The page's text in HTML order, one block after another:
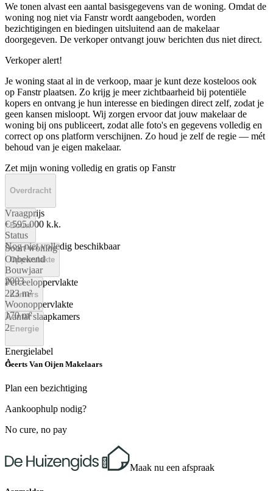
We tonen alvast een aantal basisgegevens van de woning. Omdat de
woning nog niet via Fanstr wordt aangeboden, worden
bezichtigingen en biedingen uitsluitend aan de makelaar
doorgegeven. De verkoper ontvangt jouw berichten dus niet direct.
Verkoper alert!
Je woning staat al in de verkoop, maar je kunt deze kosteloos ook
op Fanstr plaatsen. Zo krijg je meer zichtbaarheid bij potentiële
kopers en ontvang je hun interesse en biedingen direct zelf, zodat je
geen kansen misloopt. Wij zorgen ervoor dat jouw makelaar de
woning bij ons publiceert, zodat alle foto's en gegevens volledig en
correct op ons platform verschijnen. Zo houd je zelf de regie — mét
behoud van je eigen makelaar.
Zet mijn woning volledig en gratis op Fanstr
Overdracht
Vraagprijs
€ 595.000 k.k.
Status
Nog niet volledig beschikbaar
Bouw
Soort woning
Onbekend
Bouwjaar
2003
Oppervlakte
Perceeloppervlakte
223 m²
Woonoppervlakte
170 m²
Kamers
Aantal slaapkamers
2 Energie
Energielabel
A
Geerts Van Oijen Makelaars
Plan een bezichtiging
Aankoophulp nodig?
No cure, no pay
Maak nu een afspraak